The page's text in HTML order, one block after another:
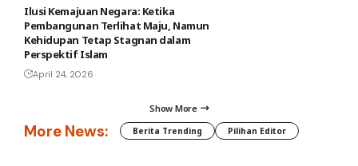
Ilusi Kemajuan Negara: Ketika
Pembangunan Terlihat Maju, Namun
Kehidupan Tetap Stagnan dalam
Perspektif Islam
April 24, 2026
Show More
More News: Berita Trending Pilihan Editor